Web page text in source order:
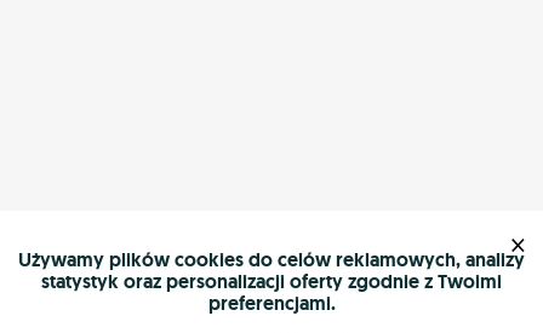
Używamy plików cookies do celów reklamowych, analizy
statystyk oraz personalizacji oferty zgodnie z Twoimi
preferencjami.
×